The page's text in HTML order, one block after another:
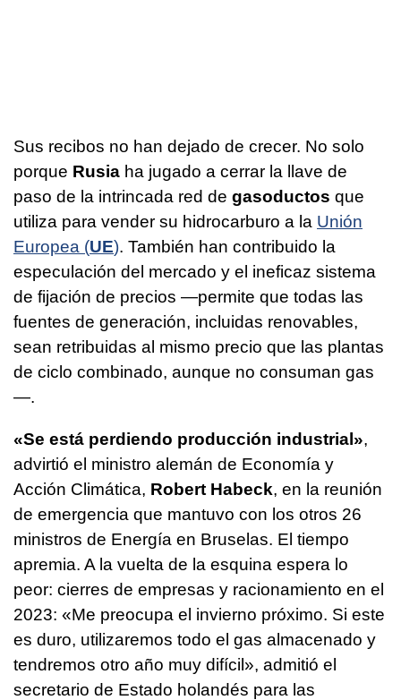
Sus recibos no han dejado de crecer. No solo
porque Rusia ha jugado a cerrar la llave de
paso de la intrincada red de gasoductos que
utiliza para vender su hidrocarburo a la Unión
Europea (UE). También han contribuido la
especulación del mercado y el ineficaz sistema
de fijación de precios —permite que todas las
fuentes de generación, incluidas renovables,
sean retribuidas al mismo precio que las plantas
de ciclo combinado, aunque no consuman gas
—.
«Se está perdiendo producción industrial»,
advirtió el ministro alemán de Economía y
Acción Climática, Robert Habeck, en la reunión
de emergencia que mantuvo con los otros 26
ministros de Energía en Bruselas. El tiempo
apremia. A la vuelta de la esquina espera lo
peor: cierres de empresas y racionamiento en el
2023: «Me preocupa el invierno próximo. Si este
es duro, utilizaremos todo el gas almacenado y
tendremos otro año muy difícil», admitió el
secretario de Estado holandés para las